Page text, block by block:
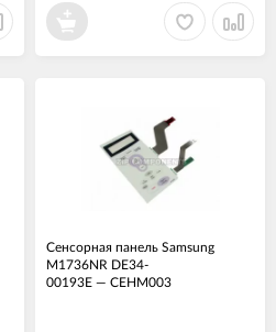
Сенсорная панель Samsung
M1736NR DE34-
00193E — СЕНМ003